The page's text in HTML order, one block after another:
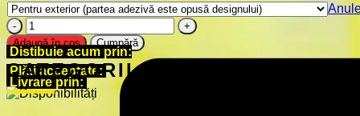
Cantitate
Sticker
vitrină
geam
-
Burgeri
Adaugă în coș Cumpără
Plăți acceptate:
Livrare prin:
Distibuie acum prin:
CATEGORII